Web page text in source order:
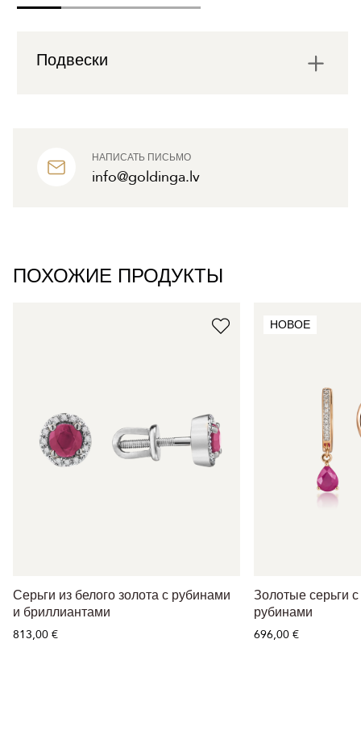
НАПИСАТЬ ПИСЬМО
info@goldinga.lv
Подвески
ПОХОЖИЕ ПРОДУКТЫ
Серьги из белого золота с рубинами
и бриллиантами
813,00 €
НОВОЕ
Золотые серьги
рубинами
696,00 €